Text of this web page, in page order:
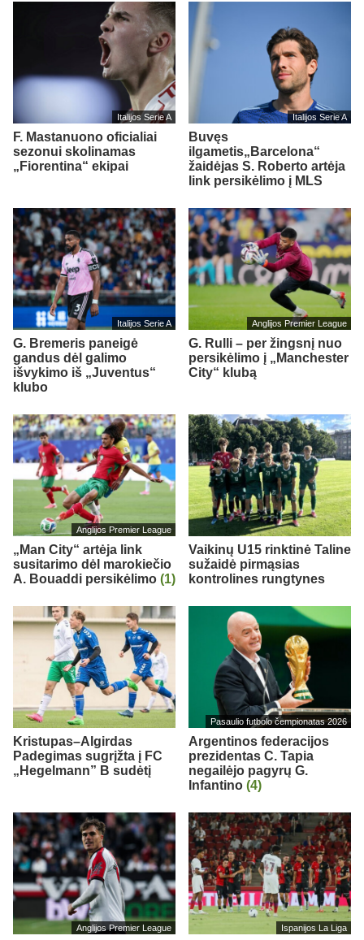
Italijos Serie A
F. Mastanuono oficialiai
sezonui skolinamas
„Fiorentina“ ekipai
Italijos Serie A
Buvęs
ilgametis„Barcelona“
žaidėjas S. Roberto artėja
link persikėlimo į MLS
Italijos Serie A
G. Bremeris paneigė
gandus dėl galimo
išvykimo iš „Juventus“
klubo
Anglijos Premier League
G. Rulli – per žingsnį nuo
persikėlimo į „Manchester
City“ klubą
Anglijos Premier League
„Man City“ artėja link
susitarimo dėl marokiečio
A. Bouaddi persikėlimo (1)
Vaikinų U15 rinktinė Taline
sužaidė pirmąsias
kontrolines rungtynes
Kristupas–Algirdas
Padegimas sugrįžta į FC
„Hegelmann” B sudėtį
Pasaulio futbolo čempionatas 2026
Argentinos federacijos
prezidentas C. Tapia
negailėjo pagyrų G.
Infantino (4)
Anglijos Premier League Ispanijos La Liga